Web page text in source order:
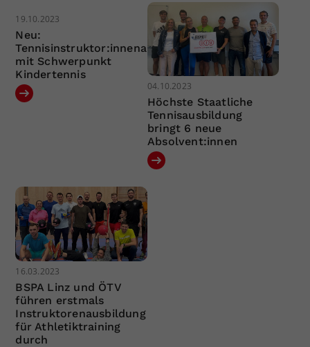
19.10.2023
Neu:
Tennisinstruktor:innenausbildung
mit Schwerpunkt
Kindertennis
04.10.2023
Höchste Staatliche
Tennisausbildung
bringt 6 neue
Absolvent:innen
16.03.2023
BSPA Linz und ÖTV
führen erstmals
Instruktorenausbildung
für Athletiktraining
durch